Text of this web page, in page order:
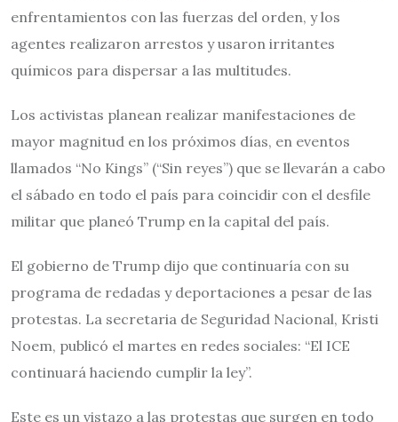
enfrentamientos con las fuerzas del orden, y los
agentes realizaron arrestos y usaron irritantes
químicos para dispersar a las multitudes.
Los activistas planean realizar manifestaciones de
mayor magnitud en los próximos días, en eventos
llamados “No Kings” (“Sin reyes”) que se llevarán a cabo
el sábado en todo el país para coincidir con el desfile
militar que planeó Trump en la capital del país.
El gobierno de Trump dijo que continuaría con su
programa de redadas y deportaciones a pesar de las
protestas. La secretaria de Seguridad Nacional, Kristi
Noem, publicó el martes en redes sociales: “El ICE
continuará haciendo cumplir la ley”.
Este es un vistazo a las protestas que surgen en todo